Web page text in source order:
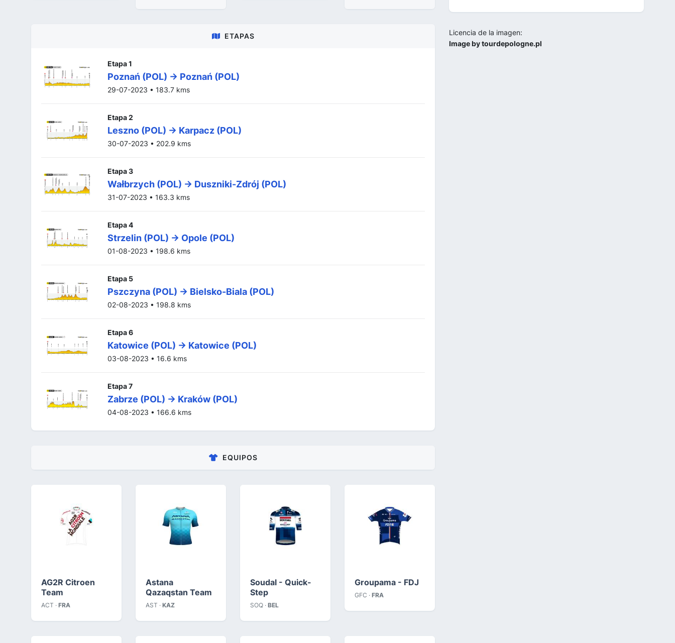
ETAPAS
Etapa 1
Poznań (POL) -> Poznań (POL)
29-07-2023 • 183.7 kms
Etapa 2
Leszno (POL) -> Karpacz (POL)
30-07-2023 • 202.9 kms
Etapa 3
Wałbrzych (POL) -> Duszniki-Zdrój (POL)
31-07-2023 • 163.3 kms
Etapa 4
Strzelin (POL) -> Opole (POL)
01-08-2023 • 198.6 kms
Etapa 5
Pszczyna (POL) -> Bielsko-Biala (POL)
02-08-2023 • 198.8 kms
Etapa 6
Katowice (POL) -> Katowice (POL)
03-08-2023 • 16.6 kms
Etapa 7
Zabrze (POL) -> Kraków (POL)
04-08-2023 • 166.6 kms
EQUIPOS
AG2R Citroen
Team
ACT · FRA
Astana
Qazaqstan Team
AST · KAZ
Soudal - Quick-
Step
SOQ · BEL
Groupama - FDJ
GFC · FRA
Licencia de la imagen:
Image by tourdepologne.pl